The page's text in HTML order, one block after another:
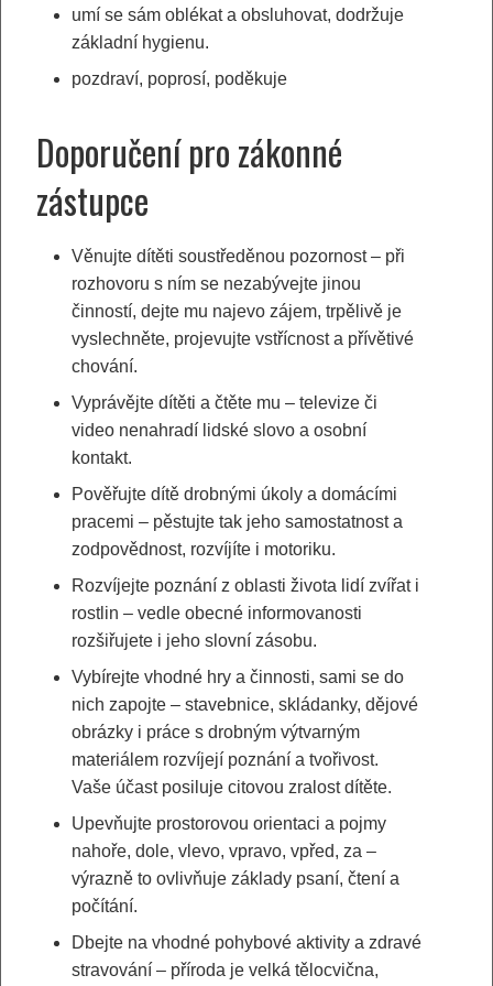
umí se sám oblékat a obsluhovat, dodržuje
základní hygienu.
pozdraví, poprosí, poděkuje
Doporučení pro zákonné
zástupce
Věnujte dítěti soustředěnou pozornost – při
rozhovoru s ním se nezabývejte jinou
činností, dejte mu najevo zájem, trpělivě je
vyslechněte, projevujte vstřícnost a přívětivé
chování.
Vyprávějte dítěti a čtěte mu – televize či
video nenahradí lidské slovo a osobní
kontakt.
Pověřujte dítě drobnými úkoly a domácími
pracemi – pěstujte tak jeho samostatnost a
zodpovědnost, rozvíjíte i motoriku.
Rozvíjejte poznání z oblasti života lidí zvířat i
rostlin – vedle obecné informovanosti
rozšiřujete i jeho slovní zásobu.
Vybírejte vhodné hry a činnosti, sami se do
nich zapojte – stavebnice, skládanky, dějové
obrázky i práce s drobným výtvarným
materiálem rozvíjejí poznání a tvořivost.
Vaše účast posiluje citovou zralost dítěte.
Upevňujte prostorovou orientaci a pojmy
nahoře, dole, vlevo, vpravo, vpřed, za –
výrazně to ovlivňuje základy psaní, čtení a
počítání.
Dbejte na vhodné pohybové aktivity a zdravé
stravování – příroda je velká tělocvična,